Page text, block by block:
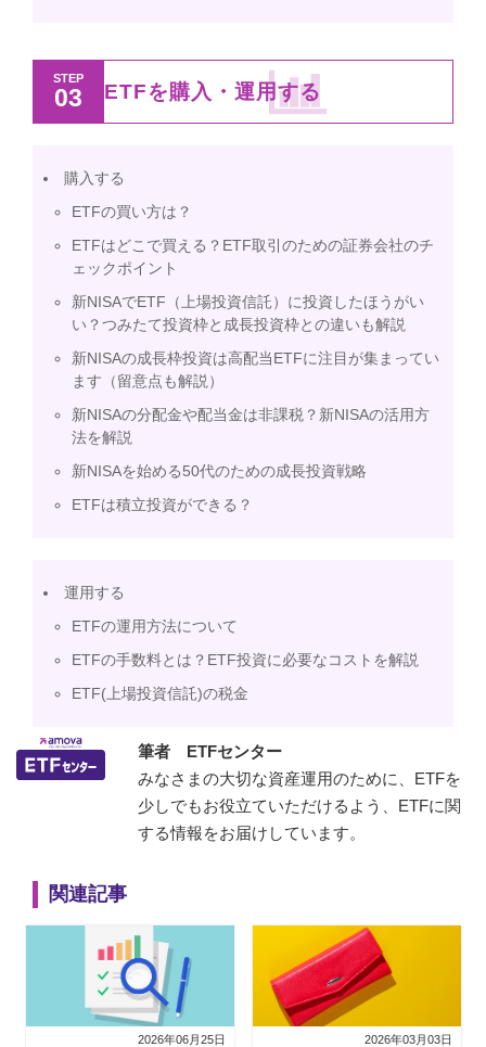
STEP
03 ETFを購入・運用する
購入する
ETFの買い方は？
ETFはどこで買える？ETF取引のための証券会社のチ
ェックポイント
新NISAでETF（上場投資信託）に投資したほうがい
い？つみたて投資枠と成長投資枠との違いも解説
新NISAの成長枠投資は高配当ETFに注目が集まってい
ます（留意点も解説）
新NISAの分配金や配当金は非課税？新NISAの活用方
法を解説
新NISAを始める50代のための成長投資戦略
ETFは積立投資ができる？
運用する
ETFの運用方法について
ETFの手数料とは？ETF投資に必要なコストを解説
ETF(上場投資信託)の税金
筆者 ETFセンター
みなさまの大切な資産運用のために、ETFを
少しでもお役立ていただけるよう、ETFに関
する情報をお届けしています。
関連記事
2026年06月25日 2026年03月03日